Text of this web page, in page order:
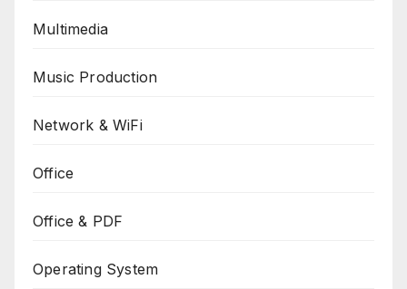
Multimedia
Music Production
Network & WiFi
Office
Office & PDF
Operating System